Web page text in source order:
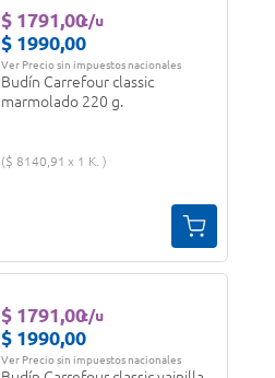
$ 1791,00c/u
$ 1990,00
Ver Precio sin impuestos nacionales
Budín Carrefour classic
marmolado 220 g.
$ 8140 91 1 K.
$ 1791,00c/u
$ 1990,00
Ver Precio sin impuestos nacionales